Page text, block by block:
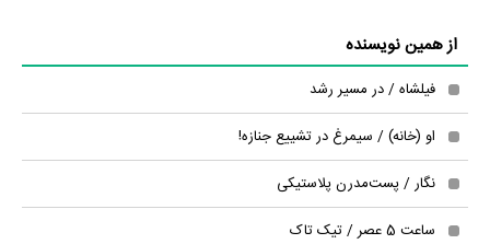
از همین نویسنده
فیلشاه / در مسیر رشد
او (خانه) / سیمرغ در تشییع جنازه!
نگار / پست‌مدرن پلاستیکی
ساعت 5 عصر / تیک تاک